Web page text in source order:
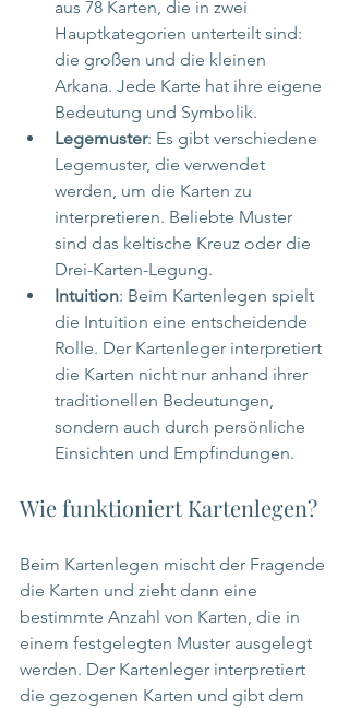
aus 78 Karten, die in zwei
Hauptkategorien unterteilt sind:
die großen und die kleinen
Arkana. Jede Karte hat ihre eigene
Bedeutung und Symbolik.
Legemuster: Es gibt verschiedene
Legemuster, die verwendet
werden, um die Karten zu
interpretieren. Beliebte Muster
sind das keltische Kreuz oder die
Drei-Karten-Legung.
Intuition: Beim Kartenlegen spielt
die Intuition eine entscheidende
Rolle. Der Kartenleger interpretiert
die Karten nicht nur anhand ihrer
traditionellen Bedeutungen,
sondern auch durch persönliche
Einsichten und Empfindungen.
Wie funktioniert Kartenlegen?
Beim Kartenlegen mischt der Fragende
die Karten und zieht dann eine
bestimmte Anzahl von Karten, die in
einem festgelegten Muster ausgelegt
werden. Der Kartenleger interpretiert
die gezogenen Karten und gibt dem